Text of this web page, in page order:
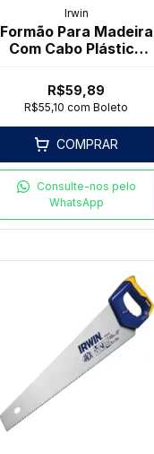
Irwin
Formão Para Madeira
Com Cabo Plástico
R$59,89
R$55,10com Boleto
COMPRAR
Consulte-nos pelo
WhatsApp